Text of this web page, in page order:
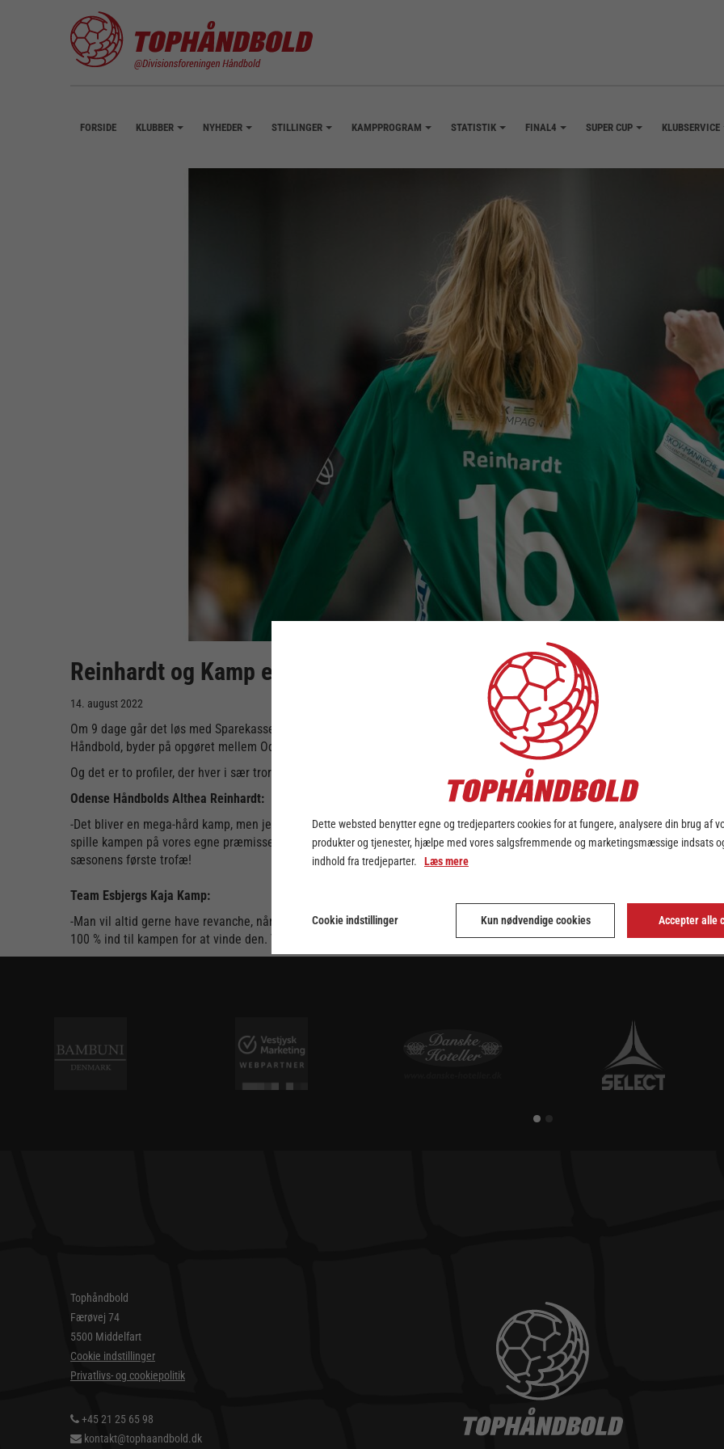
FORSIDE KLUBBER NYHEDER STILLINGER KAMPPROGRAM STATISTIK FINAL4 SUPER CUP KLUBSERVICE
Reinhardt og Kamp er klar til Sparekassen Danmark Super Cup
14. august 2022
Om 9 dage går det løs med Sparekassen Danmark Super Cup i Aalborg. Over 4.000 billetter er allerede solgt til
Håndbold, byder på opgøret mellem Odense Håndbold og Team Esbjerg.
Og det er to profiler, der hver i sær tror på succes til eget hold.
Odense Håndbolds Althea Reinhardt:
-Det bliver en mega-hård kamp, men jeg har fuld tillid til, at vi godt kan vinde og tage trofæet. Esbjerg ser rigtig skarpe ud
spille kampen på vores egne præmisser, sørge for at få dækket godt op og være omstillingsparate. Vi har gang i en
sæsonens første trofæ!
Team Esbjergs Kaja Kamp:
-Man vil altid gerne have revanche, når man har tabt (DM-guldet tilbage i maj). Det er en ny sæson, og at vi starter med at
100 % ind til kampen for at vinde den. Vi glæder os meget til at komme i gang igen med sæsonen, og hvad er en bedre
Tophåndbold
Færøvej 74
5500 Middelfart
Cookie indstillinger
Privatlivs- og cookiepolitik
+45 21 25 65 98
kontakt@tophaandbold.dk
Dette websted benytter egne og tredjeparters cookies for at fungere, analysere din brug af
produkter og tjenester, hjælpe med vores salgsfremmende og marketingsmæssige indsats
indhold fra tredjeparter. Læs mere
Cookie indstillinger Kun nødvendige cookies Accepter alle